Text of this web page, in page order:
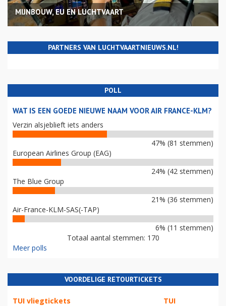
MIJNBOUW, EU EN LUCHTVAART
PARTNERS VAN LUCHTVAARTNIEUWS.NL!
POLL
WAT IS EEN GOEDE NIEUWE NAAM VOOR AIR FRANCE-KLM?
Verzin alsjeblieft iets anders
47% (81 stemmen)
European Airlines Group (EAG)
24% (42 stemmen)
The Blue Group
21% (36 stemmen)
Air-France-KLM-SAS(-TAP)
6% (11 stemmen)
Totaal aantal stemmen: 170
Meer polls
VOORDELIGE RETOURTICKETS
TUI vliegtickets TUI